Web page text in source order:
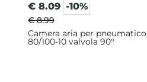
€ 8.09 -10%
€ 8.99
Camera aria per pneumatico
80/100-10 valvola 90°